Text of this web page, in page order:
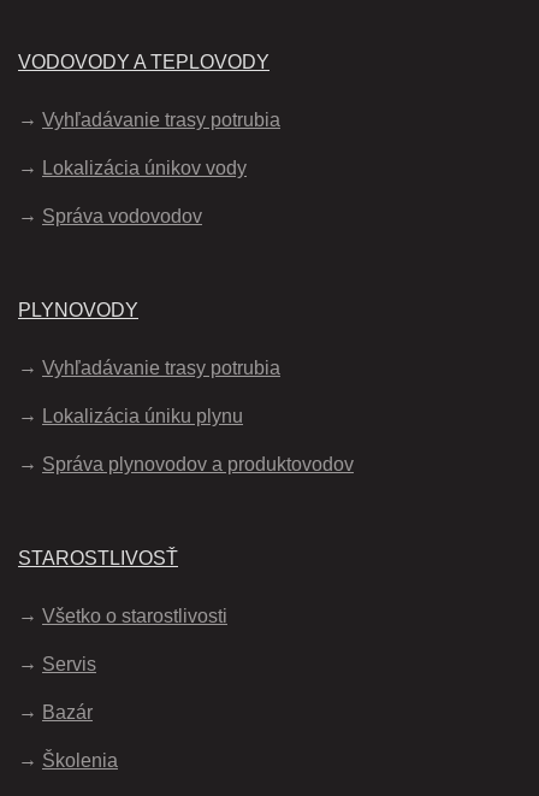
VODOVODY A TEPLOVODY
Vyhľadávanie trasy potrubia
Lokalizácia únikov vody
Správa vodovodov
PLYNOVODY
Vyhľadávanie trasy potrubia
Lokalizácia úniku plynu
Správa plynovodov a produktovodov
STAROSTLIVOSŤ
Všetko o starostlivosti
Servis
Bazár
Školenia